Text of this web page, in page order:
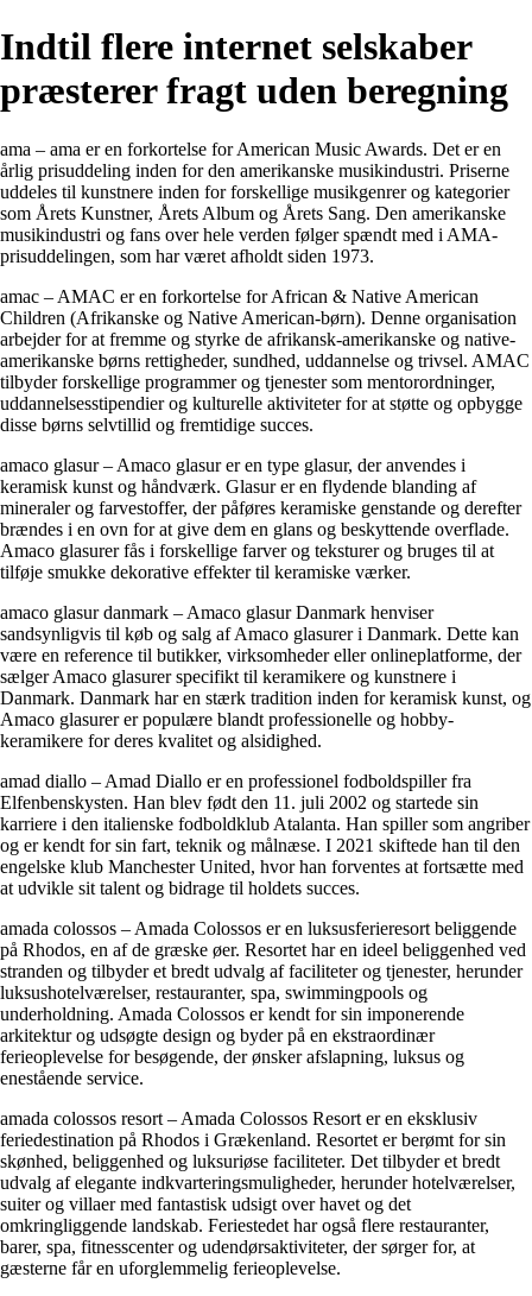
Indtil flere internet selskaber
præsterer fragt uden beregning
ama – ama er en forkortelse for American Music Awards. Det er en
årlig prisuddeling inden for den amerikanske musikindustri. Priserne
uddeles til kunstnere inden for forskellige musikgenrer og kategorier
som Årets Kunstner, Årets Album og Årets Sang. Den amerikanske
musikindustri og fans over hele verden følger spændt med i AMA-
prisuddelingen, som har været afholdt siden 1973.
amac – AMAC er en forkortelse for African & Native American
Children (Afrikanske og Native American-børn). Denne organisation
arbejder for at fremme og styrke de afrikansk-amerikanske og native-
amerikanske børns rettigheder, sundhed, uddannelse og trivsel. AMAC
tilbyder forskellige programmer og tjenester som mentorordninger,
uddannelsesstipendier og kulturelle aktiviteter for at støtte og opbygge
disse børns selvtillid og fremtidige succes.
amaco glasur – Amaco glasur er en type glasur, der anvendes i
keramisk kunst og håndværk. Glasur er en flydende blanding af
mineraler og farvestoffer, der påføres keramiske genstande og derefter
brændes i en ovn for at give dem en glans og beskyttende overflade.
Amaco glasurer fås i forskellige farver og teksturer og bruges til at
tilføje smukke dekorative effekter til keramiske værker.
amaco glasur danmark – Amaco glasur Danmark henviser
sandsynligvis til køb og salg af Amaco glasurer i Danmark. Dette kan
være en reference til butikker, virksomheder eller onlineplatforme, der
sælger Amaco glasurer specifikt til keramikere og kunstnere i
Danmark. Danmark har en stærk tradition inden for keramisk kunst, og
Amaco glasurer er populære blandt professionelle og hobby-
keramikere for deres kvalitet og alsidighed.
amad diallo – Amad Diallo er en professionel fodboldspiller fra
Elfenbenskysten. Han blev født den 11. juli 2002 og startede sin
karriere i den italienske fodboldklub Atalanta. Han spiller som angriber
og er kendt for sin fart, teknik og målnæse. I 2021 skiftede han til den
engelske klub Manchester United, hvor han forventes at fortsætte med
at udvikle sit talent og bidrage til holdets succes.
amada colossos – Amada Colossos er en luksusferieresort beliggende
på Rhodos, en af de græske øer. Resortet har en ideel beliggenhed ved
stranden og tilbyder et bredt udvalg af faciliteter og tjenester, herunder
luksushotelværelser, restauranter, spa, swimmingpools og
underholdning. Amada Colossos er kendt for sin imponerende
arkitektur og udsøgte design og byder på en ekstraordinær
ferieoplevelse for besøgende, der ønsker afslapning, luksus og
enestående service.
amada colossos resort – Amada Colossos Resort er en eksklusiv
feriedestination på Rhodos i Grækenland. Resortet er berømt for sin
skønhed, beliggenhed og luksuriøse faciliteter. Det tilbyder et bredt
udvalg af elegante indkvarteringsmuligheder, herunder hotelværelser,
suiter og villaer med fantastisk udsigt over havet og det
omkringliggende landskab. Feriestedet har også flere restauranter,
barer, spa, fitnesscenter og udendørsaktiviteter, der sørger for, at
gæsterne får en uforglemmelig ferieoplevelse.